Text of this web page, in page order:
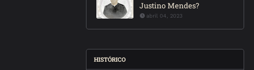
Justino Mendes?
abril 04, 2023
HISTÓRICO